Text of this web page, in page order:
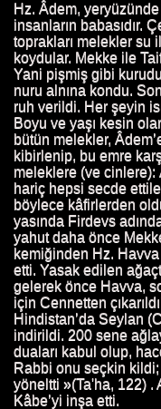
Hz. Âdem,
insanların babasıdır.
toprakları melekler su
koydular. Mekke ile
Yani pişmiş gibi
nuru alnına kondu.
ruh verildi. Her şeyin
Boyu ve yaşı kesin
bütün melekler,
kibirlenip, bu emre
meleklere (ve cinlere):
hariç hepsi secde
böylece kâfirlerden
yasında Firdevs
yahut daha önce
kemiğinden Hz. Havva
etti. Yasak edilen
gelerek önce Havva,
için Cennetten
Hindistan’da Seylan
indirildi. 200 sene
duaları kabul olup,
Rabbi onu seçkin
yöneltti »(Ta'ha, 122) .
Kâbe’yi inşa etti.